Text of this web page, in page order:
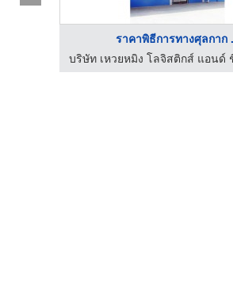
ราคาพิธีการทางศุลกาก
บริษัท เหวยหมิง โลจิสติกส์ แอนด์